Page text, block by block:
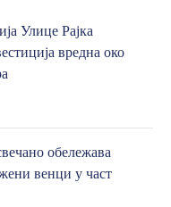
Улице Рајка
вредна око
обележава
венци у част